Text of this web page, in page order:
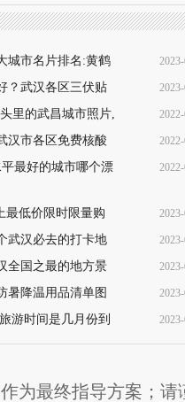
城市名片排名:黄鹤
？武汉各区三伏贴
+价格查询+预
里的武昌城市照片,
汉市各区免费核酸
时检测)
最好的城市哪个漂
最低价限时限量购
武汉必去的打卡地
全国之最的地方景
暑降温用品清单图
游时间是几月份到
为最终指导方案；